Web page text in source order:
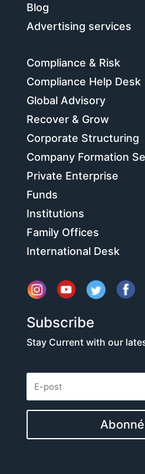
Blog
Advertising services
Compliance & Risk
Compliance Help Desk
Global Advisory
Recover & Grow
Corporate Structuring
Company Formation
Private Enterprise
Funds
Institutions
Family Offices
International Desk
Subscribe
Stay Current with our